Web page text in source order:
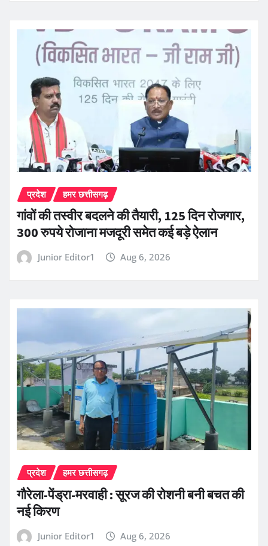
प्रदेश हमर छत्तीसगढ़
गांवों की तस्वीर बदलने की तैयारी, 125 दिन रोजगार,
300 रुपये रोजाना मजदूरी समेत कई बड़े ऐलान
Junior Editor1 Aug 6, 2026
प्रदेश हमर छत्तीसगढ़
गौरेला-पेंड्रा-मरवाही : सूरज की रोशनी बनी बचत की
नई किरण
Junior Editor1 Aug 6, 2026